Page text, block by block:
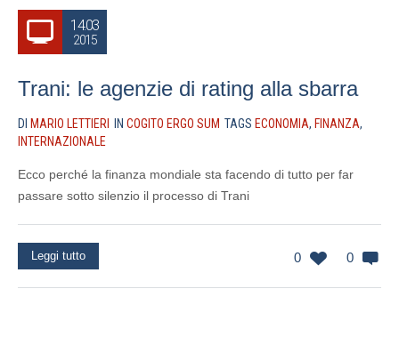
14.03
2015
Trani: le agenzie di rating alla sbarra
DI MARIO LETTIERI IN COGITO ERGO SUM TAGS ECONOMIA, FINANZA,
INTERNAZIONALE
Ecco perché la finanza mondiale sta facendo di tutto per far
passare sotto silenzio il processo di Trani
0 0
Leggi tutto